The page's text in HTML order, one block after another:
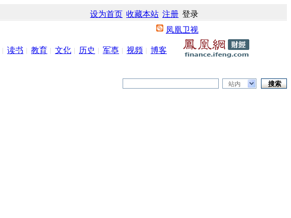
设为首页 收藏本站 注册 登录
凤凰卫视
读书 教育 文化 历史 军事 视频
博客
站内